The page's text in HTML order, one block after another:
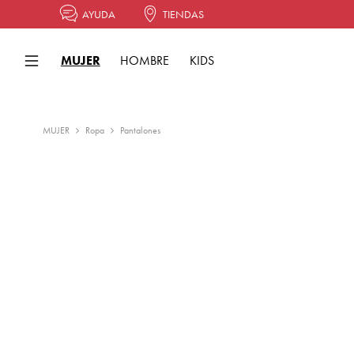
AYUDA TIENDAS
MUJER HOMBRE KIDS
MUJER Ropa Pantalones